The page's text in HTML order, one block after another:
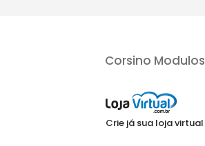
Corsino Modulos
Crie já sua loja virtual